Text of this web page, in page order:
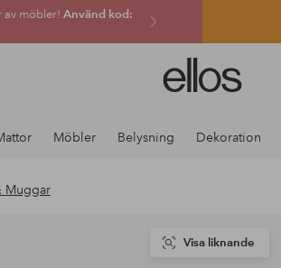
av möbler! Använd kod:
Ellos
logotyp
gå
Möbler Belysning Dekoration
Muggar
Visa liknande